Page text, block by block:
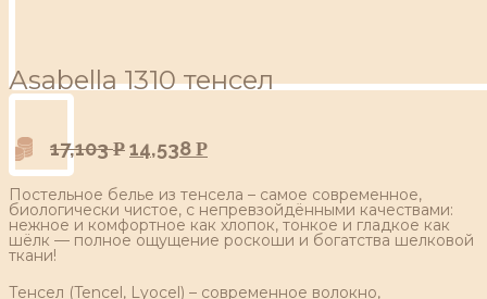
Аsabella 1310 тенсел
17,103Р 14,538 Р
Постельное белье из тенсела – самое современное,
биологически чистое, с непревзойдёнными качествами:
нежное и комфортное как хлопок, тонкое и гладкое как
шёлк — полное ощущение роскоши и богатства шелковой
ткани!
Тенсел (Tencel, Lyocel) – современное волокно,